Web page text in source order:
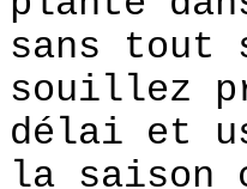
sans tout
souillez
délai et
la saison